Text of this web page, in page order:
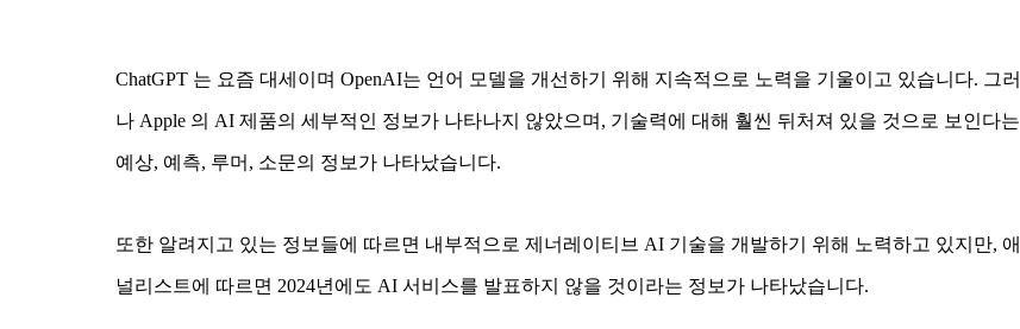
ChatGPT 는 요즘 대세이며 OpenAI는 언어 모델을 개선하기 위해 지속적으로 노력을 기울이고 있습니다. 그러
나 Apple 의 AI 제품의 세부적인 정보가 나타나지 않았으며, 기술력에 대해 훨씬 뒤처져 있을 것으로 보인다는
예상, 예측, 루머, 소문의 정보가 나타났습니다.
또한 알려지고 있는 정보들에 따르면 내부적으로 제너레이티브 AI 기술을 개발하기 위해 노력하고 있지만, 애
널리스트에 따르면 2024년에도 AI 서비스를 발표하지 않을 것이라는 정보가 나타났습니다.